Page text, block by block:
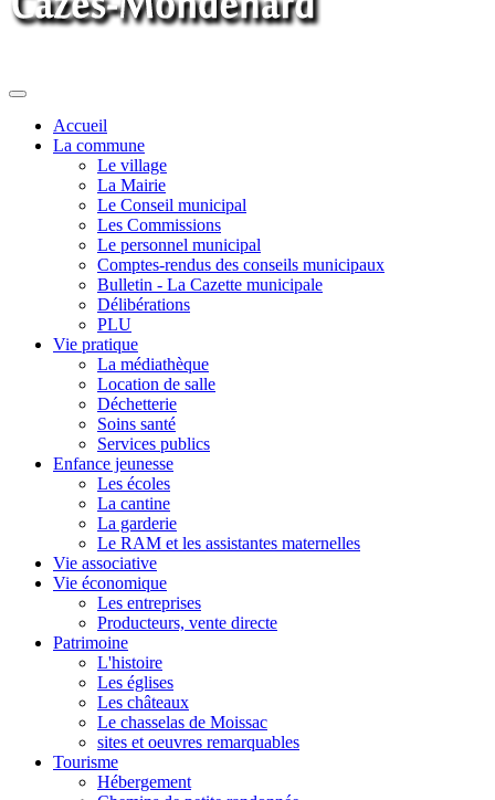
Toggle
navigationAccueil
La commune
Le village
La Mairie
Le Conseil municipal
Les Commissions
Le personnel municipal
Comptes-rendus des conseils municipaux
Bulletin - La Cazette municipale
Délibérations
PLU
Vie pratique
La médiathèque
Location de salle
Déchetterie
Soins santé
Services publics
Enfance jeunesse
Les écoles
La cantine
La garderie
Le RAM et les assistantes maternelles
Vie associative
Vie économique
Les entreprises
Producteurs, vente directe
Patrimoine
L'histoire
Les églises
Les châteaux
Le chasselas de Moissac
sites et oeuvres remarquables
Tourisme
Hébergement